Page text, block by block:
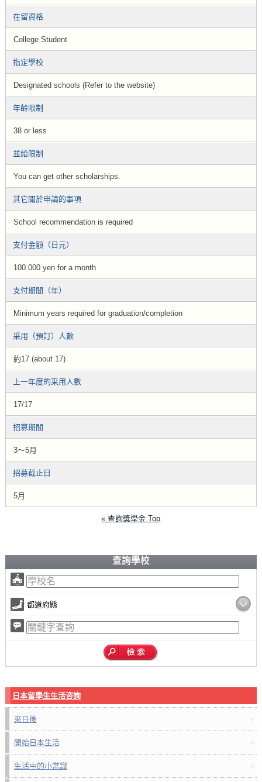
在留資格
College Student
指定學校
Designated schools (Refer to the website)
年齡限制
38 or less
並給限制
You can get other scholarships.
其它關於申請的事項
School recommendation is required
支付金額（日元）
100.000 yen for a month
支付期間（年）
Minimum years required for graduation/completion
采用（預訂）人數
約17 (about 17)
上一年度的采用人數
17/17
招募期間
3～5月
招募截止日
5月
« 查詢獎學金 Top
查詢學校
都道府縣
日本留學生生活咨詢
來日後
開始日本生活
生活中的小常識